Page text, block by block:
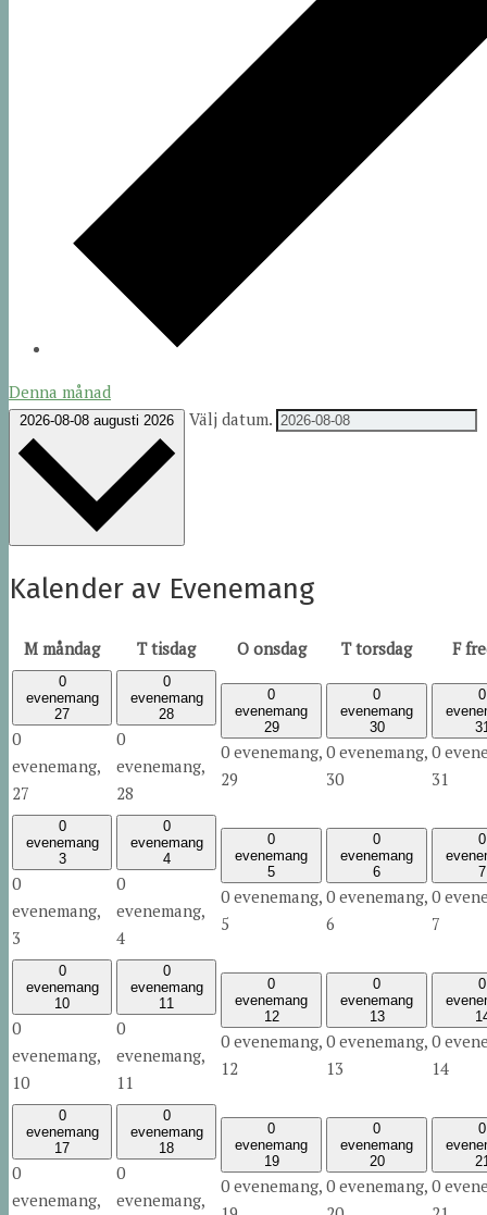
Denna månad
2026-08-08 augusti 2026 Välj datum.
Kalender av Evenemang
M måndag Ttisdag O onsdag Ttorsdag F
0
evenemang
27
0
evenemang,
27
0
evenemang
28
0
evenemang,
28
0
evenemang
29
0 evenemang,
29
0
evenemang
30
0 evenemang,
30
0
0
31
0
evenemang
3
0
evenemang,
3
0
evenemang
4
0
evenemang,
4
0
evenemang
5
0 evenemang,
5
0
evenemang
6
0 evenemang,
6
0
7
0
7
0
evenemang
10
0
evenemang,
10
0
evenemang
11
0
evenemang,
11
0
evenemang
12
0 evenemang,
12
0
evenemang
13
0 evenemang,
13
0
0
14
0
evenemang
17
0
evenemang,
0
evenemang
18
0
evenemang,
0
evenemang
19
0 evenemang,
0
evenemang
20
0 evenemang,
0
0